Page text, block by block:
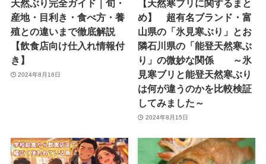
天然ぶり完全ガイド｜旬・
産地・目利き・食べ方・養
殖との違いまで徹底解説
【飲食店向け仕入れ情報付
き】
2024年8月16日
【天然寒ブリに関するまと
め】 超有名ブランド・富
山県の「氷見寒ぶり」とお
隣石川県の「能登天然寒ぶ
り」の微妙な関係 ～氷
見寒ブリと能登天然寒ぶり
は何が違うのかを比較検証
してみました～
2024年8月15日